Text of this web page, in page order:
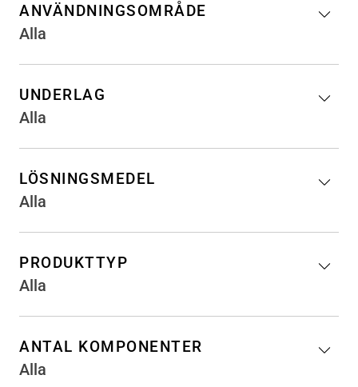
ANVÄNDNINGSOMRÅDE
Alla
UNDERLAG
Alla
LÖSNINGSMEDEL
Alla
PRODUKTTYP
Alla
ANTAL KOMPONENTER
Alla